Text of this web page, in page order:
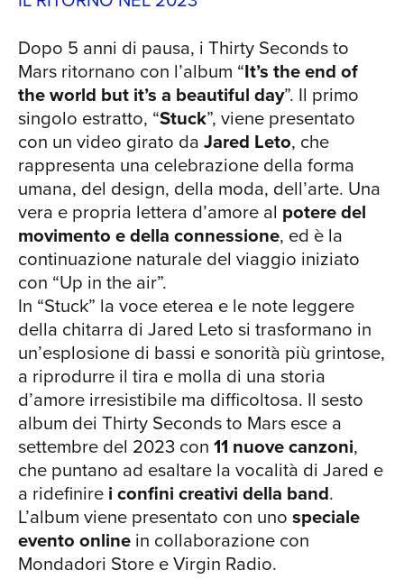
Dopo 5 anni di pausa, i Thirty Seconds to
Mars ritornano con l’album “It’s the end of
the world but it’s a beautiful day”. Il primo
singolo estratto, “Stuck”, viene presentato
con un video girato da Jared Leto, che
rappresenta una celebrazione della forma
umana, del design, della moda, dell’arte. Una
vera e propria lettera d’amore al potere del
movimento e della connessione, ed è la
continuazione naturale del viaggio iniziato
con “Up in the air”.
In “Stuck” la voce eterea e le note leggere
della chitarra di Jared Leto si trasformano in
un’esplosione di bassi e sonorità più grintose,
a riprodurre il tira e molla di una storia
d’amore irresistibile ma difficoltosa. Il sesto
album dei Thirty Seconds to Mars esce a
settembre del 2023 con 11 nuove canzoni,
che puntano ad esaltare la vocalità di Jared e
a ridefinire i confini creativi della band.
L’album viene presentato con uno speciale
evento online in collaborazione con
Mondadori Store e Virgin Radio.